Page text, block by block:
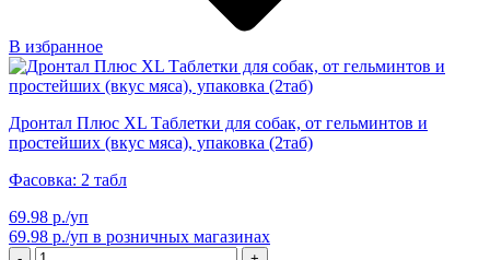
В избранное
Дронтал Плюс XL Таблетки для собак, от гельминтов и
простейших (вкус мяса), упаковка (2таб)
Фасовка: 2 табл
69.98 р./уп
69.98 р./уп в розничных магазинах